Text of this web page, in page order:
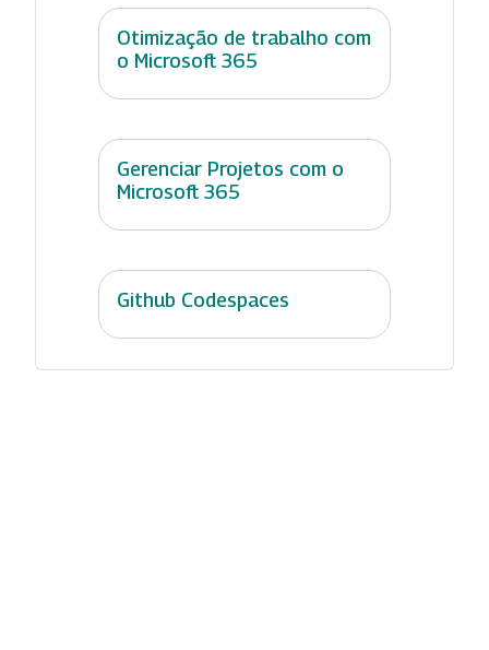
Otimização de trabalho com
o Microsoft 365
Gerenciar Projetos com o
Microsoft 365
Github Codespaces